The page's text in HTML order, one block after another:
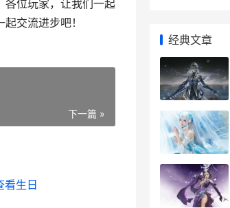
各位玩家，让我们一起
交流进步吧！
下一篇 »
生日
经典文章